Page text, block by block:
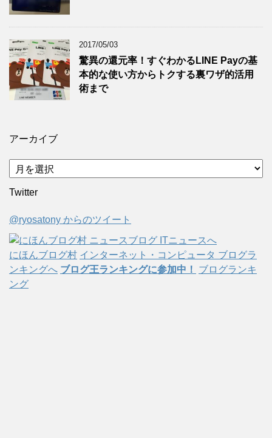
2017/05/03
驚異の還元率！すぐわかるLINE Payの基
本的な使い方からトクする裏ワザ的活用
術まで
アーカイブ
ア
ー
カ
ブ
Twitter
@ryosatony からのツイート
にほんブログ村 インターネット・コンピュータ ブログラ
ンキングへ ブログ王ランキングに参加中！
ブログランキ
ング